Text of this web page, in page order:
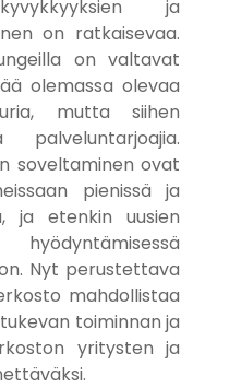
ja
on ratkaisevaa.
on valtavat
olemassa olevaa
mutta siihen
soveltaminen ovat
pienissä ja
ja etenkin uusien
Nyt perustettava
mahdollistaa
toiminnan ja
yritysten ja